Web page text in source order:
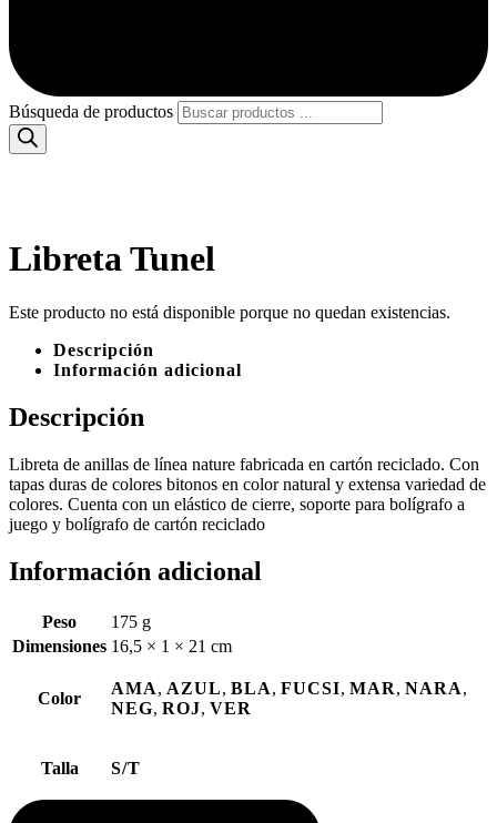
Búsqueda de productos
Libreta Tunel
Este producto no está disponible porque no quedan existencias.
Descripción
Información adicional
Descripción
Libreta de anillas de línea nature fabricada en cartón reciclado. Con
tapas duras de colores bitonos en color natural y extensa variedad de
colores. Cuenta con un elástico de cierre, soporte para bolígrafo a
juego y bolígrafo de cartón reciclado
Información adicional
Peso
175 g
Dimensiones 16,5 × 1 × 21 cm
Color
AMA, AZUL, BLA, FUCSI, MAR, NARA,
NEG, ROJ, VER
Talla S/T